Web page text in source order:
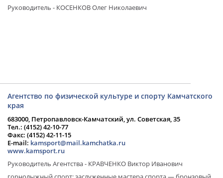
Руководитель - КОСЕНКОВ Олег Николаевич
Агентство по физической культуре и спорту Камчатского
края
683000, Петропавловск-Камчатский, ул. Советская, 35
Тел.: (4152) 42-10-77
Факс: (4152) 42-11-15
E-mail: kamsport@mail.kamchatka.ru
www.kamsport.ru
Руководитель Агентства - КРАВЧЕНКО Виктор Иванович